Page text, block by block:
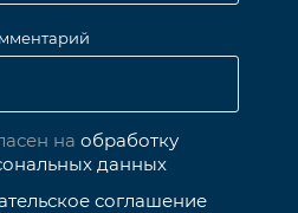
на обработку
данных
соглашение